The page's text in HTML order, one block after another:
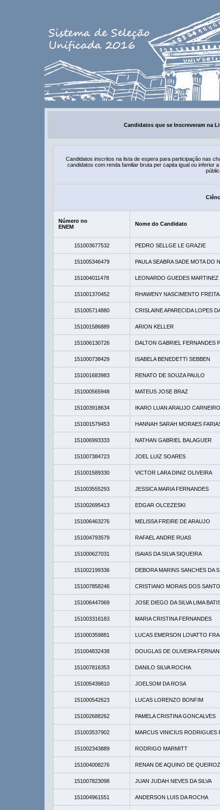
Candidatos que se Inscreveram na
Candidatos inscritos na lista de espera para participação nas
candidatos com renda familiar bruta per capita igual ou inferior
Número no
ENEM
Nome do Candidato
151003677532 PEDRO SELLGE LE GRAZIE
151005346479 PAULA SEABRA SADE MOTA DO
151004011478 LEONARDO GUEDES MARTINEZ
151001370452 RHAWENY NASCIMENTO
151005714880 CRISLAINE APARECIDA LOPES
151001586889 ARION KELLER
151006130726 DALTON GABRIEL FERNANDES
151000738429 ISABELA BENEDETTI SEBBEN
151001683983 RENATO DE SOUZA PAULO
151000565948 MATEUS JOSE BRAZ
151003918634 IKARO LUAN ARAUJO CARNEIRO
151001579453 HANNAH SARAH MORAES
151006993333 NATHAN GABRIEL BALAGUER
151007384723 JOEL LUIZ SOARES
151001589330 VICTOR LARA DINIZ OLIVEIRA
151003555293 JESSICA MARIA FERNANDES
151002695413 EDGAR OLCEZESKI
151006463276 MELISSA FREIRE DE ARAUJO
151004793579 RAFAEL ANDRE RUAS
151000627031 ISAIAS DA SILVA SIQUEIRA
151002199336 DEBORA MARINS SANCHES DA
151007858246 CRISTIANO MORAIS DOS
151006447069 JOSE DIEGO DA SILVA LIMA
151003316183 MARIA CRISTINA FERNANDES
151000359881 LUCAS EMERSON LOVATTO
151004832438 DOUGLAS DE OLIVEIRA
151007816353 DANILO SILVA ROCHA
151005439810 JOELSOM DA ROSA
151000542623 LUCAS LORENZO BONFIM
151002688262 PAMELA CRISTINA GONCALVES
151003537902 MARCUS VINICIUS RODRIGUES
151002343889 RODRIGO MARMITT
151004008276 RENAN DE AQUINO DE QUEIROZ
151007823098 JUAN JUDAH NEVES DA SILVA
151004961551 ANDERSON LUIS DA ROCHA